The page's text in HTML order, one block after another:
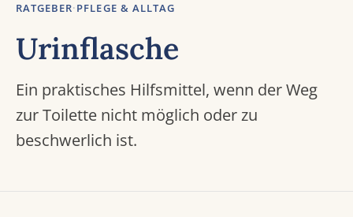
RATGEBER·PFLEGE & ALLTAG
Urinflasche
Ein praktisches Hilfsmittel, wenn der Weg
zur Toilette nicht möglich oder zu
beschwerlich ist.